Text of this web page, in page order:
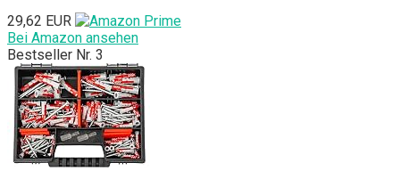
29,62 EUR
Bei Amazon ansehen
Bestseller Nr. 3